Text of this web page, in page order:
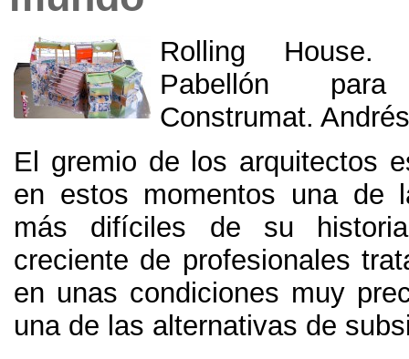
Rolling House
Pabellón
Construmat.
El gremio de los arquitectos
en estos momentos una de
más difíciles de su historia
creciente de profesionales
en unas condiciones muy
una de las alternativas de